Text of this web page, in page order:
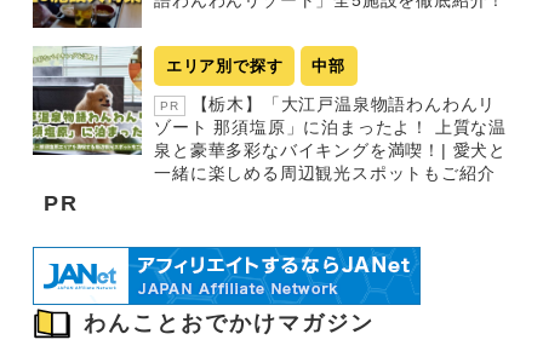
エリア別で探す 中部
PR
【栃木】「大江戸温泉物語わんわんリ
ゾート 那須塩原」に泊まったよ！ 上質な温
泉と豪華多彩なバイキングを満喫！| 愛犬と
一緒に楽しめる周辺観光スポットもご紹介
PR
わんことおでかけマガジン